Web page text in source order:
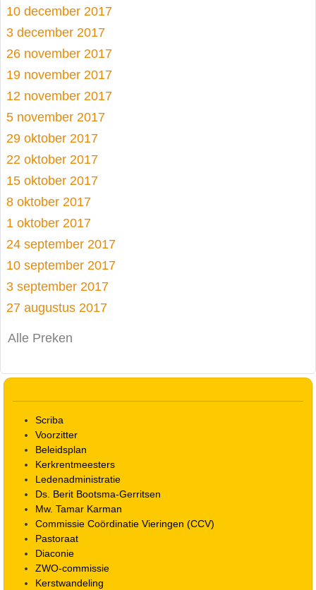
10 december 2017
3 december 2017
26 november 2017
19 november 2017
12 november 2017
5 november 2017
29 oktober 2017
22 oktober 2017
15 oktober 2017
8 oktober 2017
1 oktober 2017
24 september 2017
10 september 2017
3 september 2017
27 augustus 2017
Alle Preken
Scriba
Voorzitter
Beleidsplan
Kerkrentmeesters
Ledenadministratie
Ds. Berit Bootsma-Gerritsen
Mw. Tamar Karman
Commissie Coördinatie Vieringen (CCV)
Pastoraat
Diaconie
ZWO-commissie
Kerstwandeling